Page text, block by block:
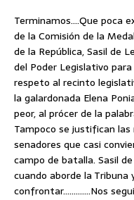
Terminamos….Que poca
de la Comisión de la
de la República, Sasil de
del Poder Legislativo
respeto al recinto
la galardonada Elena
peor, al prócer de la
Tampoco se justifican
senadores que casi
campo de batalla. Sasil
cuando aborde la Tribuna
confrontar………….Nos